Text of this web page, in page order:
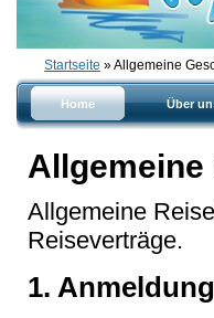
Startseite » Allgemeine
Home Über
Allgemeine
Reiseverträge.
1.